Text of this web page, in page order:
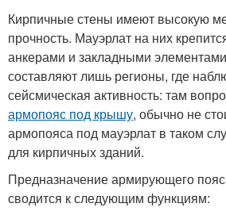
Кирпичные стены имеют высокую
прочность. Мауэрлат на них
анкерами и закладными
составляют лишь регионы, где
сейсмическая активность: там
армопояс под крышу, обычно не
армопояса под мауэрлат в таком
для кирпичных зданий.
Предназначение армирующего
сводится к следующим функциям: